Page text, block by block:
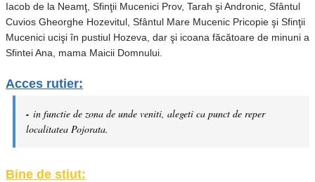
Iacob de la Neamţ, Sfinţii Mucenici Prov, Tarah şi Andronic, Sfântul
Cuvios Gheorghe Hozevitul, Sfântul Mare Mucenic Pricopie şi Sfinţii
Mucenici ucişi în pustiul Hozeva, dar şi icoana făcătoare de minuni a
Sfintei Ana, mama Maicii Domnului.
Acces rutier:
- in functie de zona de unde veniti, alegeti ca punct de reper
localitatea Pojorata.
Bine de stiut: